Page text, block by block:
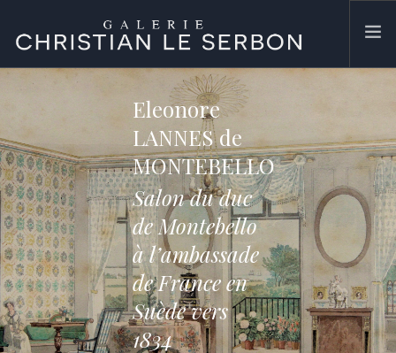
GALERIE
CONTACT
SEARCH SITE
Eleonore
LANNES de
MONTEBELLO
Salon du duc
de Montebello
à l’ambassade
de France en
Suède vers
1834